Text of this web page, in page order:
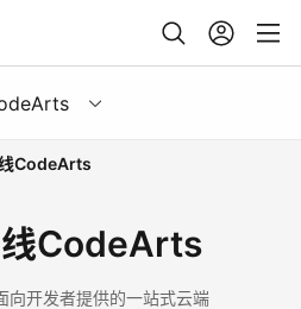
CodeArts
CodeArts
向开发者提供的一站式云端